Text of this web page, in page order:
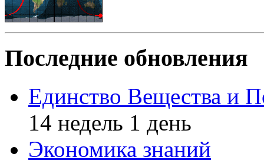
Последние обновления
Единство Вещества и
14 недель 1 день
Экономика знаний